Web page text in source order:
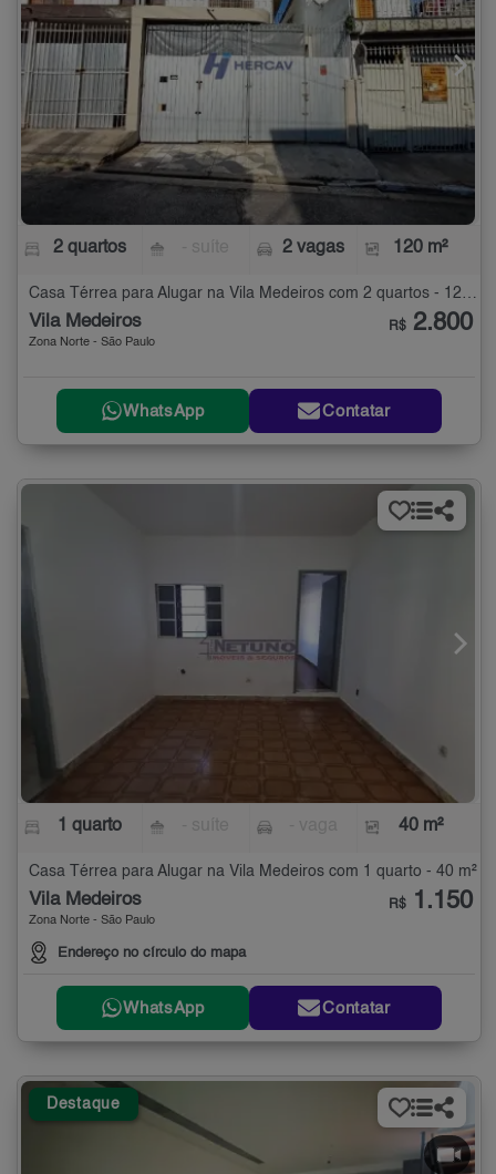
2 quartos 2 vagas 120 m²
Casa Térrea para Alugar na Vila Medeiros com 2 quartos - 120 m²
Vila Medeiros
Zona Norte - São Paulo
R$ 2.800
WhatsApp Contatar
1 quarto 40 m²
Casa Térrea para Alugar na Vila Medeiros com 1 quarto - 40 m²
Vila Medeiros
Zona Norte - São Paulo
Endereço no círculo do mapa
R$ 1.150
WhatsApp Contatar
Destaque